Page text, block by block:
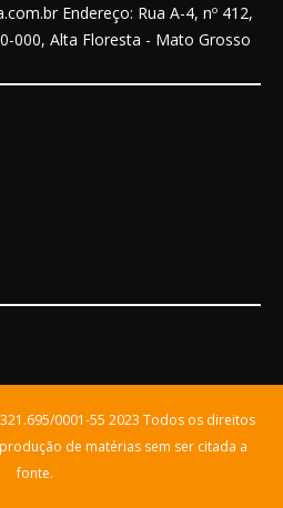
Endereço: Rua A-4, nº 412,
000, Alta Floresta - Mato Grosso
0001-55 2023 Todos os direitos
de matérias sem ser citada a
fonte.